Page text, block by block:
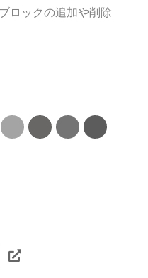
ロックの追加や削除